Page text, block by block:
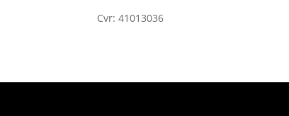
Cvr: 41013036